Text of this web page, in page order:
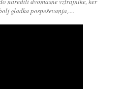
gladka pospeševanja,....